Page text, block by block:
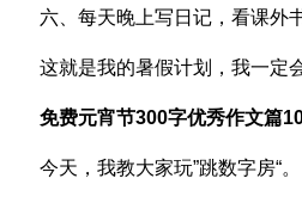
六、每天晚上写日记，看课外书
这就是我的暑假计划，我一定
免费元宵节300字优秀作文篇
今天，我教大家玩”跳数字房“。